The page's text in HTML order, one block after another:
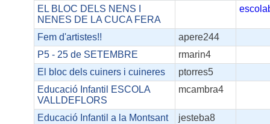
EL BLOC DELS NENS I
NENES DE LA CUCA FERA
Fem d'artistes!!
apere244
P5 - 25 de SETEMBRE
rmarin4
El bloc dels cuiners i cuineres
ptorres5
Educació Infantil ESCOLA
VALLDEFLORS
mcambra4
Educació Infantil a la Montsant
jesteba8